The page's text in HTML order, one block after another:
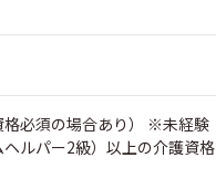
必須の場合あり） ※未経験
ルパー2級）以上の介護資格